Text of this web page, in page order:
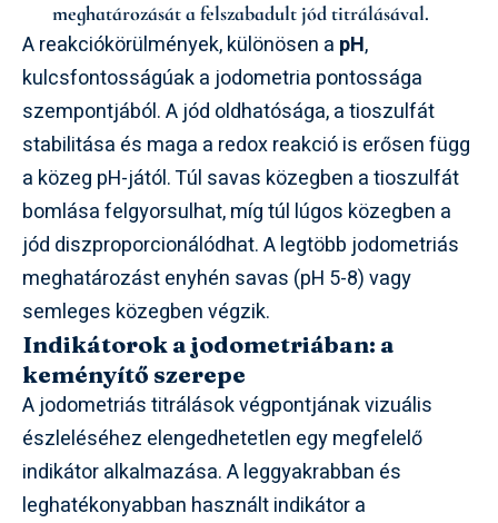
meghatározását a felszabadult jód titrálásával.
A reakciókörülmények, különösen a pH,
kulcsfontosságúak a jodometria pontossága
szempontjából. A jód oldhatósága, a tioszulfát
stabilitása és maga a redox reakció is erősen függ
a közeg pH-jától. Túl savas közegben a tioszulfát
bomlása felgyorsulhat, míg túl lúgos közegben a
jód diszproporcionálódhat. A legtöbb jodometriás
meghatározást enyhén savas (pH 5-8) vagy
semleges közegben végzik.
Indikátorok a jodometriában: a
keményítő szerepe
A jodometriás titrálások végpontjának vizuális
észleléséhez elengedhetetlen egy megfelelő
indikátor alkalmazása. A leggyakrabban és
leghatékonyabban használt indikátor a